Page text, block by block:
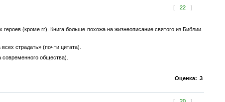
[ 22 ]
(кроме гг). Книга больше похожа на жизнеописание святого из Библии.
страдать» (почти цитата).
общества).
Оценка: 3